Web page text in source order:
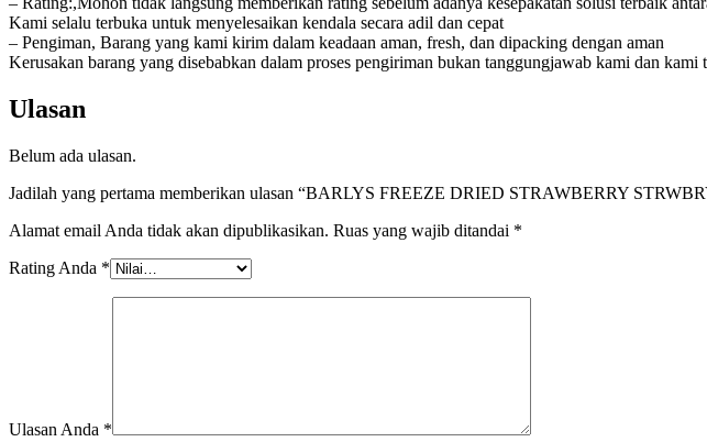
Kami selalu terbuka untuk menyelesaikan kendala secara adil dan cepat
– Pengiman, Barang yang kami kirim dalam keadaan aman, fresh, dan dipacking dengan aman
Kerusakan barang yang disebabkan dalam proses pengiriman bukan tanggungjawab kami dan kami
Ulasan
Belum ada ulasan.
Jadilah yang pertama memberikan ulasan “BARLYS FREEZE DRIED STRAWBERRY
Alamat email Anda tidak akan dipublikasikan. Ruas yang wajib ditandai *
Rating Anda *
Ulasan Anda *